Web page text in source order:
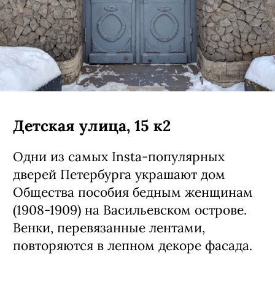
Детская улица, 15 к2
Одни из самых Insta-популярных
дверей Петербурга украшают дом
Общества пособия бедным женщинам
(1908-1909) на Васильевском острове.
Венки, перевязанные лентами,
повторяются в лепном декоре фасада.